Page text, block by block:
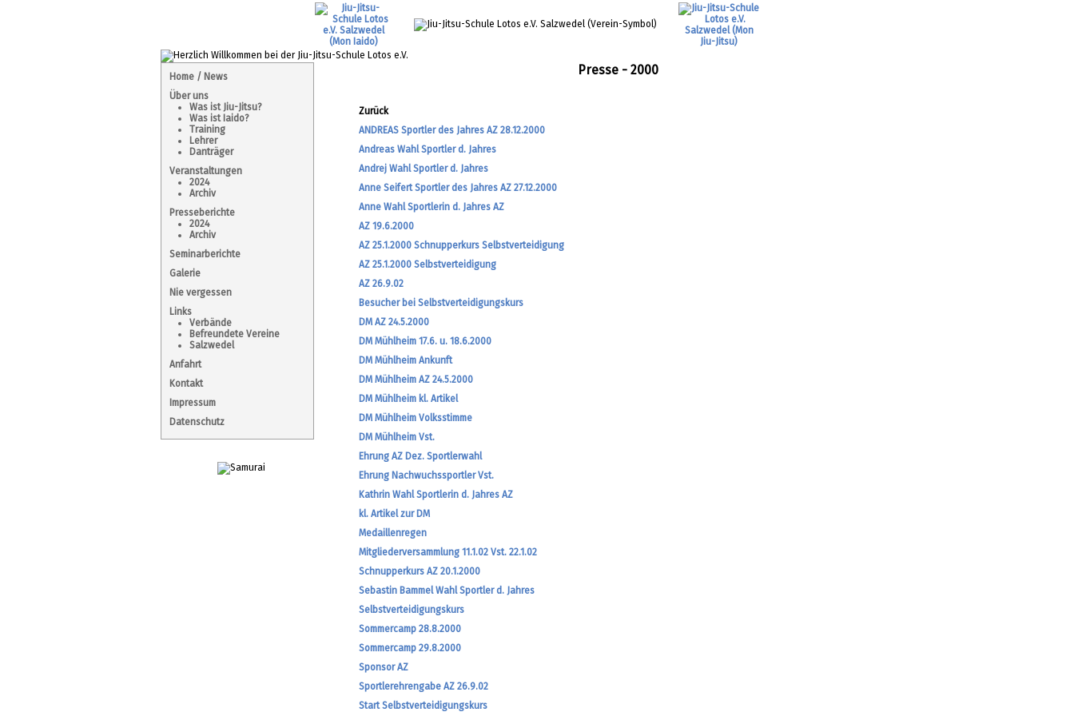
Home / News
Über uns
Was ist Jiu-Jitsu?
Was ist Iaido?
Training
Lehrer
Danträger
Veranstaltungen
2024
Archiv
Presseberichte
2024
Archiv
Seminarberichte
Galerie
Nie vergessen
Links
Verbände
Befreundete Vereine
Salzwedel
Anfahrt
Kontakt
Impressum
Datenschutz
Presse - 2000
Zurück
ANDREAS Sportler des Jahres AZ 28.12.2000
Andreas Wahl Sportler d. Jahres
Andrej Wahl Sportler d. Jahres
Anne Seifert Sportler des Jahres AZ 27.12.2000
Anne Wahl Sportlerin d. Jahres AZ
AZ 19.6.2000
AZ 25.1.2000 Schnupperkurs Selbstverteidigung
AZ 25.1.2000 Selbstverteidigung
AZ 26.9.02
Besucher bei Selbstverteidigungskurs
DM AZ 24.5.2000
DM Mühlheim 17.6. u. 18.6.2000
DM Mühlheim Ankunft
DM Mühlheim AZ 24.5.2000
DM Mühlheim kl. Artikel
DM Mühlheim Volksstimme
DM Mühlheim Vst.
Ehrung AZ Dez. Sportlerwahl
Ehrung Nachwuchssportler Vst.
Kathrin Wahl Sportlerin d. Jahres AZ
kl. Artikel zur DM
Medaillenregen
Mitgliederversammlung 11.1.02 Vst. 22.1.02
Schnupperkurs AZ 20.1.2000
Sebastin Bammel Wahl Sportler d. Jahres
Selbstverteidigungskurs
Sommercamp 28.8.2000
Sommercamp 29.8.2000
Sponsor AZ
Sportlerehrengabe AZ 26.9.02
Start Selbstverteidigungskurs